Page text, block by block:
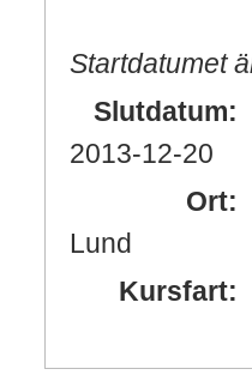
Startdatumet
Slutdatum:
2013-12-20
Ort:
Lund
Kursfart: